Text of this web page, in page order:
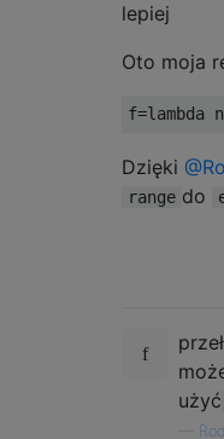
lepiej
Oto moja
Dzięki
range do
użyć
Rod